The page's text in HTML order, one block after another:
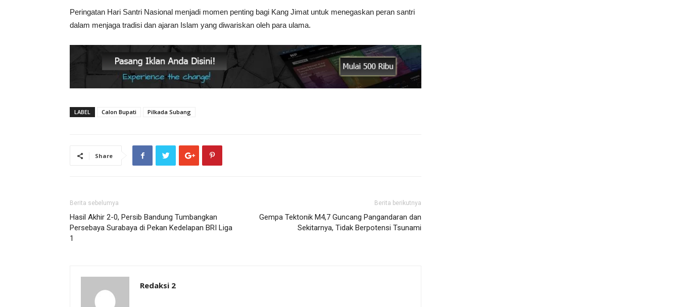
Peringatan Hari Santri Nasional menjadi momen penting bagi Kang Jimat untuk menegaskan peran santri
dalam menjaga tradisi dan ajaran Islam yang diwariskan oleh para ulama.
LABEL Calon Bupati Pilkada Subang
Share
Berita sebelumya
Hasil Akhir 2-0, Persib Bandung Tumbangkan
Persebaya Surabaya di Pekan Kedelapan BRI Liga
1
Berita berikutnya
Gempa Tektonik M4,7 Guncang Pangandaran dan
Sekitarnya, Tidak Berpotensi Tsunami
Redaksi 2